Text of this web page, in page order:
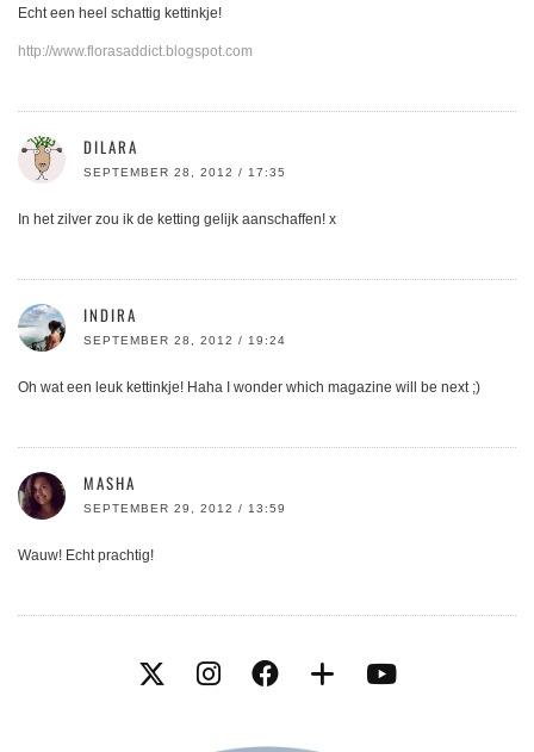
Echt een heel schattig kettinkje!
http://www.florasaddict.blogspot.com
DILARA
SEPTEMBER 28, 2012 / 17:35
In het zilver zou ik de ketting gelijk aanschaffen! x
INDIRA
SEPTEMBER 28, 2012 / 19:24
Oh wat een leuk kettinkje! Haha I wonder which magazine will be next ;)
MASHA
SEPTEMBER 29, 2012 / 13:59
Wauw! Echt prachtig!